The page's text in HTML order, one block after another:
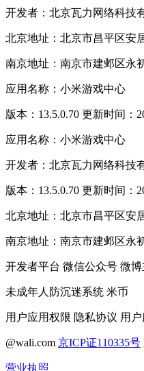
开发者：北京瓦力网络科技
北京地址：北京市昌平区安
南京地址：南京市建邺区永
应用名称：小米游戏中心
版本：13.5.0.70 更新时间：
应用名称：小米游戏中心
开发者：北京瓦力网络科技
版本：13.5.0.70 更新时间：
北京地址：北京市昌平区安
南京地址：南京市建邺区永
开发者平台 微信公众号 微
未成年人防沉迷系统 米币
用户应用权限 隐私协议 用
@wali.com 京ICP证110335号
营业执照